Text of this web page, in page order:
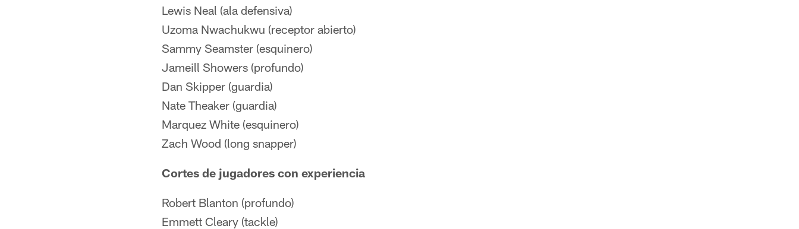
Lewis Neal (ala defensiva)
Uzoma Nwachukwu (receptor abierto)
Sammy Seamster (esquinero)
Jameill Showers (profundo)
Dan Skipper (guardia)
Nate Theaker (guardia)
Marquez White (esquinero)
Zach Wood (long snapper)
Cortes de jugadores con experiencia
Robert Blanton (profundo)
Emmett Cleary (tackle)